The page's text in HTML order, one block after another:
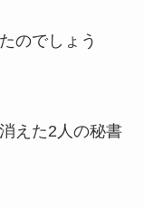
のでしょう
えた2人の秘書